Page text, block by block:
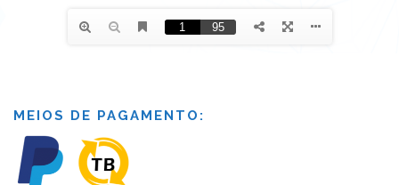
MEIOS DE PAGAMENTO: